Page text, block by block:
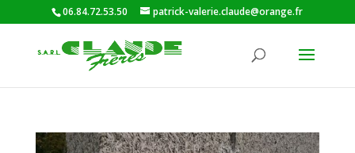
06.84.72.53.50 patrick-valerie.claude@orange.fr